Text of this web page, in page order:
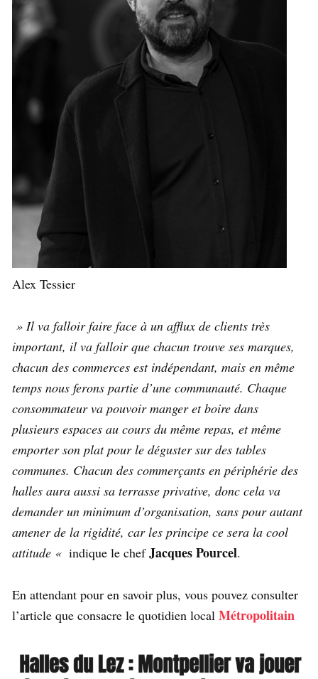
Alex Tessier
» Il va falloir faire face à un afflux de clients très
important, il va falloir que chacun trouve ses marques,
chacun des commerces est indépendant, mais en même
temps nous ferons partie d’une communauté. Chaque
consommateur va pouvoir manger et boire dans
plusieurs espaces au cours du même repas, et même
emporter son plat pour le déguster sur des tables
communes. Chacun des commerçants en périphérie des
halles aura aussi sa terrasse privative, donc cela va
demander un minimum d’organisation, sans pour autant
amener de la rigidité, car les principe ce sera la cool
attitude « indique le chefJacques Pourcel.
En attendant pour en savoir plus, vous pouvez consulter
l’article que consacre le quotidien local Métropolitain